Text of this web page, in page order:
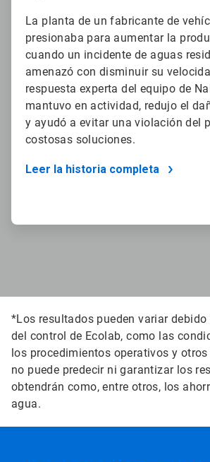
La planta de un fabricante de
presionaba para aumentar la
cuando un incidente de aguas
amenazó con disminuir su
respuesta experta del equipo de
mantuvo en actividad, redujo el
y ayudó a evitar una violación del
costosas soluciones.
Leer la historia completa
*Los resultados pueden variar
del control de Ecolab, como las
los procedimientos operativos y
no puede predecir ni garantizar los
obtendrán como, entre otros, los
agua.